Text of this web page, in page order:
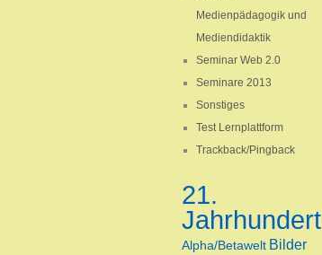
Medienpädagogik und
Mediendidaktik
Seminar Web 2.0
Seminare 2013
Sonstiges
Test Lernplattform
Trackback/Pingback
21.
Jahrhundert
Alpha/Betawelt Bilder